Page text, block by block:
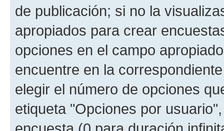
de publicación; si no la
apropiados para crear
opciones en el campo
encuentre en la
elegir el número de opciones
etiqueta "Opciones por